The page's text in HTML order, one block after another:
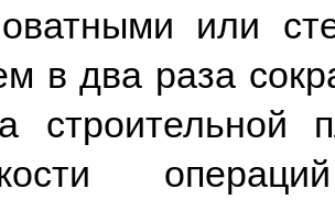
или
в два раза
строительной